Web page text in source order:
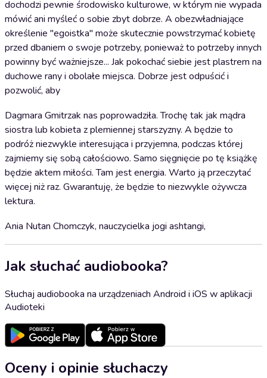
dochodzi pewnie środowisko kulturowe, w którym nie wypada
mówić ani myśleć o sobie zbyt dobrze. A obezwładniające
określenie "egoistka" może skutecznie powstrzymać kobietę
przed dbaniem o swoje potrzeby, ponieważ to potrzeby innych
powinny być ważniejsze... Jak pokochać siebie jest plastrem na
duchowe rany i obolałe miejsca. Dobrze jest odpuścić i
pozwolić, aby
Dagmara Gmitrzak nas poprowadziła. Trochę tak jak mądra
siostra lub kobieta z plemiennej starszyzny. A będzie to
podróż niezwykle interesująca i przyjemna, podczas której
zajmiemy się sobą całościowo. Samo sięgnięcie po tę książkę
będzie aktem miłości. Tam jest energia. Warto ją przeczytać
więcej niż raz. Gwarantuję, że będzie to niezwykle ożywcza
lektura.
Ania Nutan Chomczyk, nauczycielka jogi ashtangi,
Jak słuchać audiobooka?
Słuchaj audiobooka na urządzeniach Android i iOS w aplikacji
Audioteki
Oceny i opinie słuchaczy